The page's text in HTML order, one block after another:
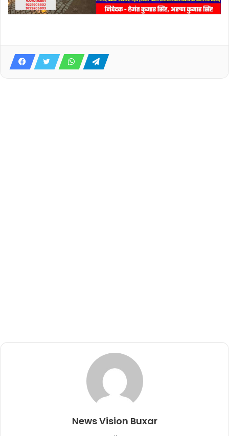
News Vision Buxar